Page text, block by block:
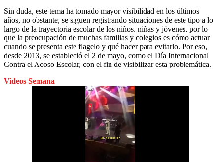
Sin duda, este tema ha tomado mayor visibilidad en los últimos
años, no obstante, se siguen registrando situaciones de este tipo a lo
largo de la trayectoria escolar de los niños, niñas y jóvenes, por lo
que la preocupación de muchas familias y colegios es cómo actuar
cuando se presenta este flagelo y qué hacer para evitarlo. Por eso,
desde 2013, se estableció el 2 de mayo, como el Día Internacional
Contra el Acoso Escolar, con el fin de visibilizar esta problemática.
Videos Semana